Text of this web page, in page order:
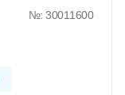
№: 30011600